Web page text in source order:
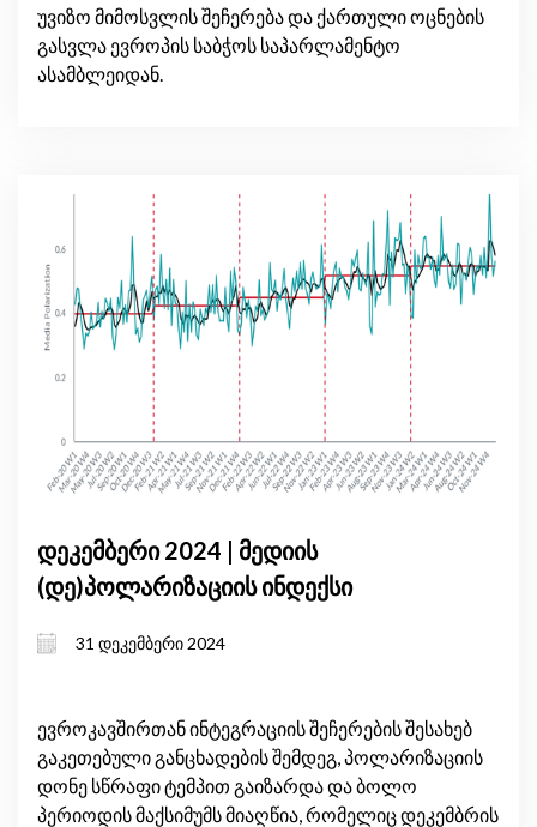
უვიზო მიმოსვლის შეჩერება და ქართული ოცნების
გასვლა ევროპის საბჭოს საპარლამენტო
ასამბლეიდან.
დეკემბერი 2024 | მედიის
(დე)პოლარიზაციის ინდექსი
31 დეკემბერი 2024
ევროკავშირთან ინტეგრაციის შეჩერების შესახებ
გაკეთებული განცხადების შემდეგ, პოლარიზაციის
დონე სწრაფი ტემპით გაიზარდა და ბოლო
პერიოდის მაქსიმუმს მიაღწია, რომელიც დეკემბრის